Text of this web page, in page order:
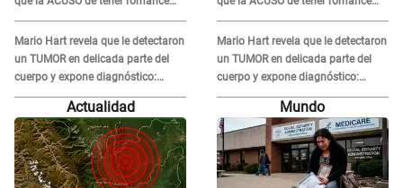
con él: "Muy triste..."
Mario Hart revela que le detectaron
un TUMOR en delicada parte del
cuerpo y expone diagnóstico:
"Dolores muy fuertes..."
con él: "Muy triste..."
Mario Hart revela que le detectaron
un TUMOR en delicada parte del
cuerpo y expone diagnóstico:
"Dolores muy fuertes..."
Actualidad Mundo